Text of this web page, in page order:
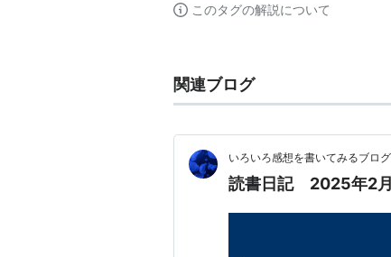
このタグの解説について
関連ブログ
いろいろ感想を書いてみるブログ
読書日記 2025年2